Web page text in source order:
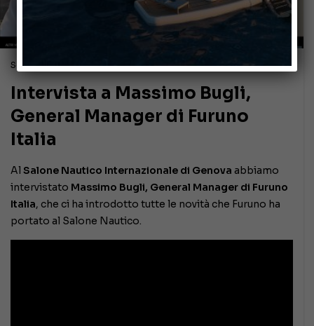
Settembre 23, 2018
Intervista a Massimo Bugli,
General Manager di Furuno
Italia
Al Salone Nautico Internazionale di Genova abbiamo
intervistato Massimo Bugli, General Manager di Furuno
Italia, che ci ha introdotto tutte le novità che Furuno ha
portato al Salone Nautico.